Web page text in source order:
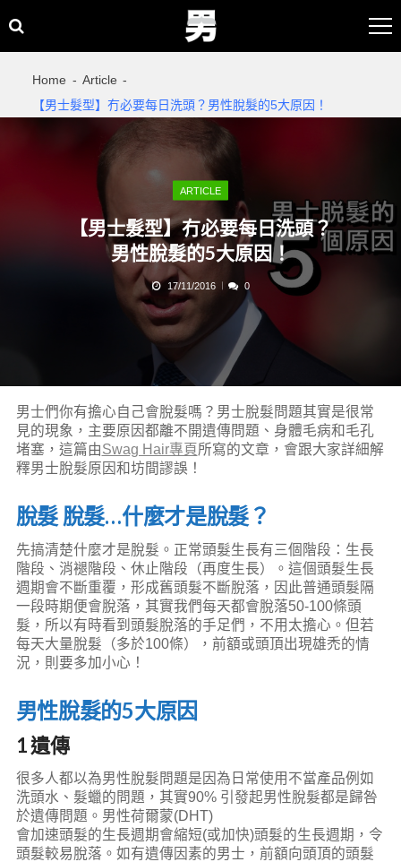
to
to
Home
Article
【男士髮型】冇必要每日洗頭？男性脫髮的5大原因！
ARTICLE
【男士髮型】冇必要每日洗頭？
男性脫髮的5大原因！
17/11/2016 0
男士們你有擔心自己會脫髮嗎？男士脫髮問題其實是很常
見的現象，主要原因都離不開遺傳問題、身體毛病和毛孔
堵塞，這篇由Swag Hair專頁所寫的文章，會跟大家詳細解
釋男士脫髮原因和坊間謬誤！
脫髮 脫髮…什麼才是脫髮？
先搞清楚什麼才是脫髮。正常頭髮生長有三個階段：生長
階段、消褪階段、休止階段（再度生長）。這個頭髮生長
週期會不斷重覆，形成舊頭髮不斷脫落，因此普通頭髮隔
一段時期便會脫落，其實我們每天都會脫落50-100條頭
髮，所以有時看到頭髮脫落的手足們，不用太擔心。但若
每天大量脫髮（多於100條），前額或頭頂出現雄禿的情
況，則要多加小心！
男性脫髮的5大原因
1 遺傳
很多人都以為男性脫髮問題是因為日常使用不當產品例如
洗頭水、髮蠟的問題，其實90% 引發起男性脫髮都是歸咎
於遺傳問題。男性荷爾蒙(DHT)
會加速頭髮的生長週期會縮短(或加快)頭髮的生長週期，令
頭髮較易脫落。如有遺傳因素的男士，前額向頭頂的頭髮